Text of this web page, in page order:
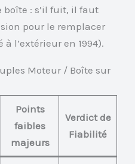
: s’il fuit, il faut
pour le remplacer
l’extérieur en 1994).
Moteur / Boîte sur
Points
faibles
majeurs
Verdict de
Fiabilité